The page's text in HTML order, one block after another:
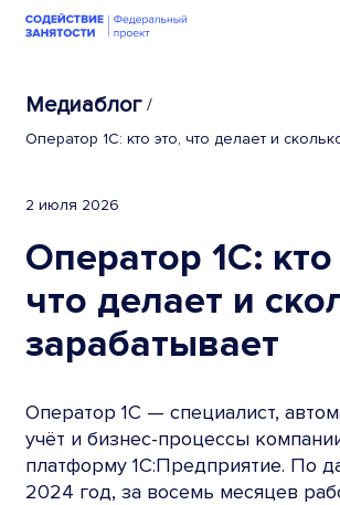
Медиаблог /
Оператор 1С: кто это, что делает и
2 июля 2026
Оператор 1С: кто
что делает и
зарабатывает
Оператор 1С — специалист,
учёт и бизнес-процессы
платформу 1С:Предприятие. По
2024 год, за восемь месяцев